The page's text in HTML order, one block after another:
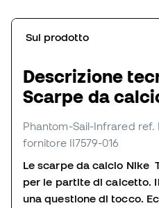
Sul prodotto
Descrizione
Scarpe da
Phantom-Sail-Infrared ref.
fornitore II7579-016
Le scarpe da calcio Nike
per le partite di calcetto.
una questione di tocco.